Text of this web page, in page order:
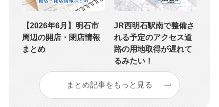
【2026年6月】明石市
周辺の開店・閉店情報
まとめ
JR西明石駅南で整備さ
れる予定のアクセス道
路の用地取得が遅れて
るみたい！
まとめ記事をもっと見る